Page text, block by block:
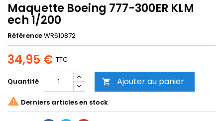
Maquette Boeing 777-300ER KLM
ech 1/200
RéférenceWR610872
34,95 € TTC
Quantité  Ajouter au panier
 Derniers articles en stock